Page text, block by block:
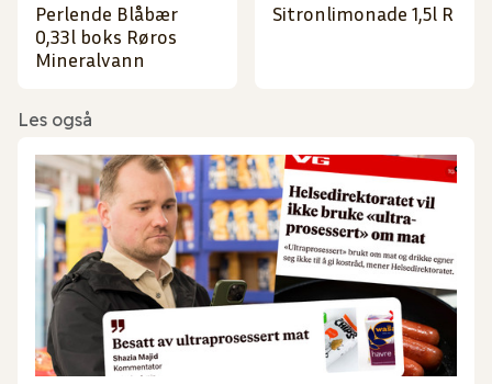
Perlende Blåbær
0,33l boks Røros
Mineralvann
Sitronlimonade 1,5l R
Les også